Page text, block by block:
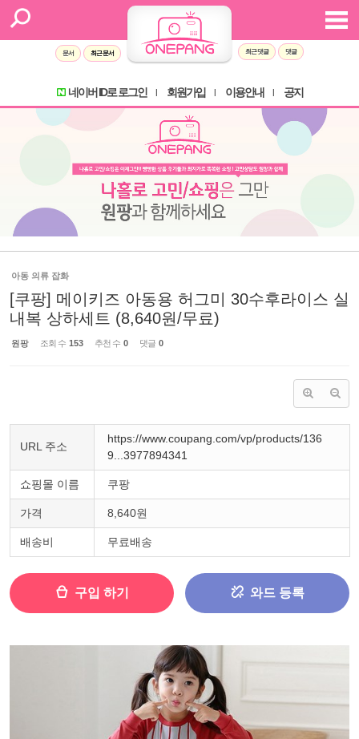
문서 최근 문서 최근 댓글 댓글
네이버 ID로 로그인 회원가입 이용안내 공지
아동 의류 잡화
[쿠팡] 메이키즈 아동용 허그미 30수후라이스 실
내복 상하세트 (8,640원/무료)
원팡 조회 수 153 추천 수 0 댓글 0
URL 주소
https://www.coupang.com/vp/products/136
9...3977894341
쇼핑몰 이름 쿠팡
가격 8,640원
배송비 무료배송
구입 하기 와드 등록